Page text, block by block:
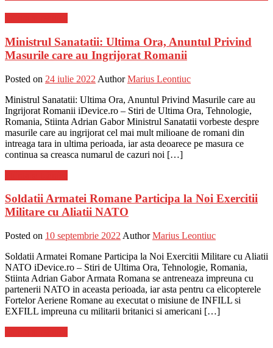
Ministrul Sanatatii: Ultima Ora, Anuntul Privind
Masurile care au Ingrijorat Romanii
Posted on 24 iulie 2022 Author Marius Leontiuc
Ministrul Sanatatii: Ultima Ora, Anuntul Privind Masurile care au
Ingrijorat Romanii iDevice.ro – Stiri de Ultima Ora, Tehnologie,
Romania, Stiinta Adrian Gabor Ministrul Sanatatii vorbeste despre
masurile care au ingrijorat cel mai mult milioane de romani din
intreaga tara in ultima perioada, iar asta deoarece pe masura ce
continua sa creasca numarul de cazuri noi […]
Soldatii Armatei Romane Participa la Noi Exercitii
Militare cu Aliatii NATO
Posted on 10 septembrie 2022 Author Marius Leontiuc
Soldatii Armatei Romane Participa la Noi Exercitii Militare cu Aliatii
NATO iDevice.ro – Stiri de Ultima Ora, Tehnologie, Romania,
Stiinta Adrian Gabor Armata Romana se antreneaza impreuna cu
partenerii NATO in aceasta perioada, iar asta pentru ca elicopterele
Fortelor Aeriene Romane au executat o misiune de INFILL si
EXFILL impreuna cu militarii britanici si americani […]